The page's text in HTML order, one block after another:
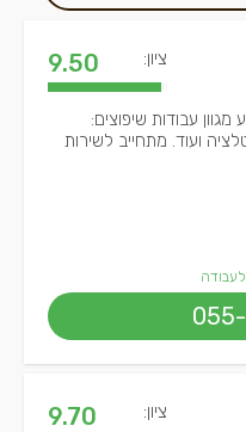
ציון: 9.50
עבודות שיפוצים:
ועוד. מתחייב לשירות
ציון: 9.70